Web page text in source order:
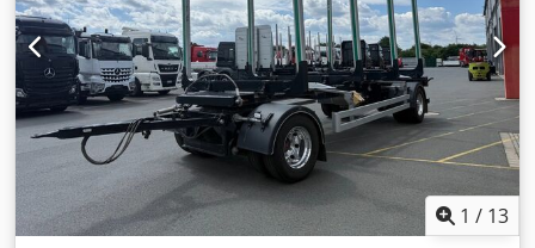
1 / 13